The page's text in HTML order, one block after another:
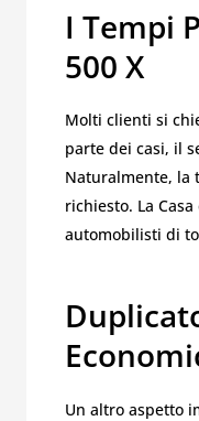
I Tempi
500 X
Molti clienti si
parte dei casi, il
Naturalmente, la
richiesto. La
automobilisti di
Un altro aspetto